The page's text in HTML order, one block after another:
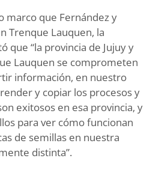
marco que Fernández y
Trenque Lauquen, la
que “la provincia de Jujuy y
Lauquen se comprometen
información, en nuestro
y copiar los procesos y
exitosos en esa provincia, y
para ver cómo funcionan
de semillas en nuestra
distinta”.